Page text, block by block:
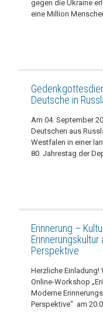
gegen die Ukraine
eine Million
Deutsche in
Am 04. September
Deutschen aus
Westfalen in einer
80. Jahrestag der
Erinnerung –
Perspektive
Herzliche Einladung!
Online-Workshop
Moderne
Perspektive“ am